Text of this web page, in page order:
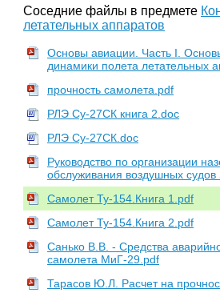
Соседние файлы в предмете
летательных аппаратов
Основы авиации. Часть I.
динамики полета летательных
прочность самолета.pdf
РЛЭ Су-27СК книга 2.doc
РЛЭ Су-27СК.doc
Руководство по организации
обслуживания воздушных
Самолет Ту-154.Книга 1.pdf
Самолет Ту-154.Книга 2.pdf
Санько В.В. - Средства
самолета МиГ-29.pdf
Тарасов Ю.Л. Расчет на